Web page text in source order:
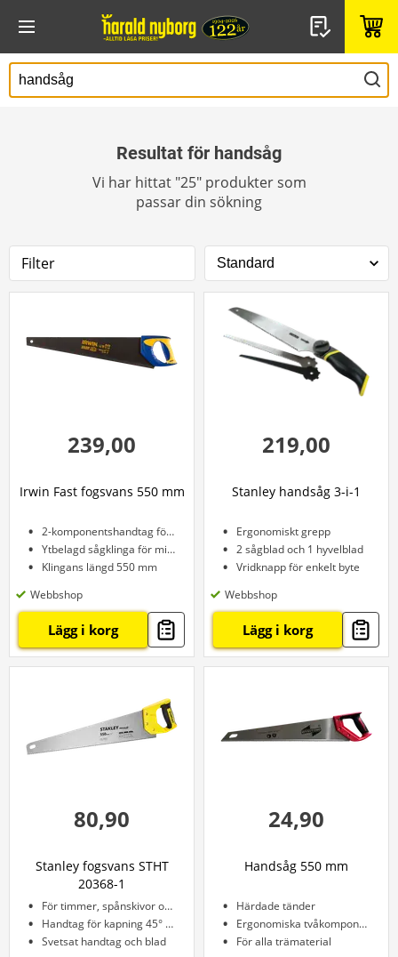
Resultat för handsåg
Vi har hittat "25" produkter som
passar din sökning
Filter
239,00
Irwin Fast fogsvans 550 mm
2-komponentshandtag för bra grepp
Ytbelagd sågklinga för mindre friktion
Klingans längd 550 mm
Webbshop
Lägg i korg
219,00
Stanley handsåg 3-i-1
Ergonomiskt grepp
2 sågblad och 1 hyvelblad
Vridknapp för enkelt byte
Webbshop
Lägg i korg
80,90
Stanley fogsvans STHT
20368-1
För timmer, spånskivor och grenar
Handtag för kapning 45° och 90°
Svetsat handtag och blad
24,90
Handsåg 550 mm
Härdade tänder
Ergonomiska tvåkomponentshandtag
För alla trämaterial